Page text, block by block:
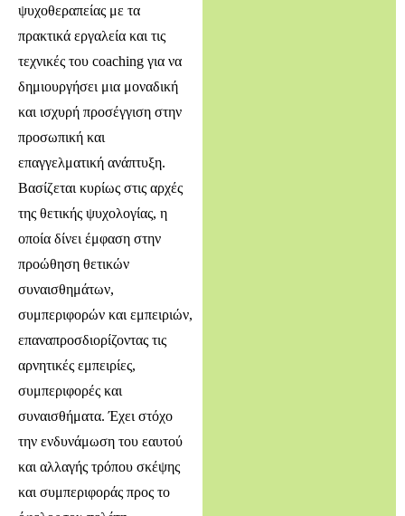
ψυχοθεραπείας με τα
πρακτικά εργαλεία και τις
τεχνικές του coaching για να
δημιουργήσει μια μοναδική
και ισχυρή προσέγγιση στην
προσωπική και
επαγγελματική ανάπτυξη.
Βασίζεται κυρίως στις αρχές
της θετικής ψυχολογίας, η
οποία δίνει έμφαση στην
προώθηση θετικών
συναισθημάτων,
συμπεριφορών και εμπειριών,
επαναπροσδιορίζοντας τις
αρνητικές εμπειρίες,
συμπεριφορές και
συναισθήματα. Έχει στόχο
την ενδυνάμωση του εαυτού
και αλλαγής τρόπου σκέψης
και συμπεριφοράς προς το